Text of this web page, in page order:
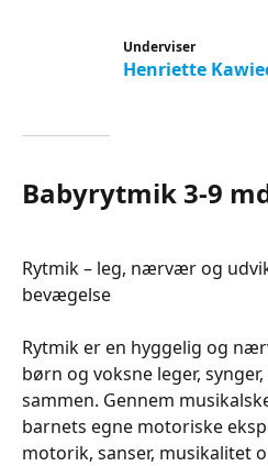
Underviser
Henriette
Babyrytmik 3-9
Rytmik – leg, nærvær og
bevægelse
Rytmik er en hyggelig og
børn og voksne leger,
sammen. Gennem
barnets egne motoriske
motorik, sanser, musikalitet